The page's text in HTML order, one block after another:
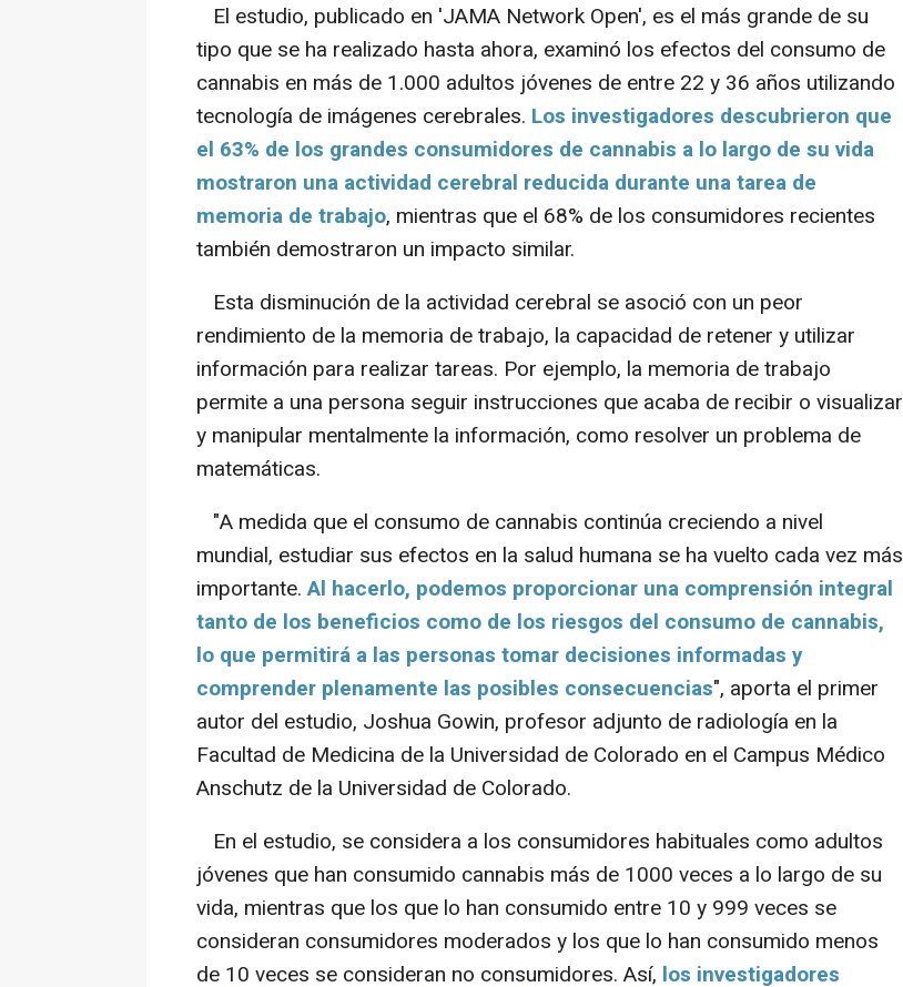
El estudio, publicado en 'JAMA Network Open', es el más grande de su
tipo que se ha realizado hasta ahora, examinó los efectos del consumo de
cannabis en más de 1.000 adultos jóvenes de entre 22 y 36 años utilizando
tecnología de imágenes cerebrales. Los investigadores descubrieron que
el 63% de los grandes consumidores de cannabis a lo largo de su vida
mostraron una actividad cerebral reducida durante una tarea de
memoria de trabajo, mientras que el 68% de los consumidores recientes
también demostraron un impacto similar.
Esta disminución de la actividad cerebral se asoció con un peor
rendimiento de la memoria de trabajo, la capacidad de retener y utilizar
información para realizar tareas. Por ejemplo, la memoria de trabajo
permite a una persona seguir instrucciones que acaba de recibir o visualizar
y manipular mentalmente la información, como resolver un problema de
matemáticas.
"A medida que el consumo de cannabis continúa creciendo a nivel
mundial, estudiar sus efectos en la salud humana se ha vuelto cada vez más
importante.Al hacerlo, podemos proporcionar una comprensión integral
tanto de los beneficios como de los riesgos del consumo de cannabis,
lo que permitirá a las personas tomar decisiones informadas y
comprender plenamente las posibles consecuencias", aporta el primer
autor del estudio, Joshua Gowin, profesor adjunto de radiología en la
Facultad de Medicina de la Universidad de Colorado en el Campus Médico
Anschutz de la Universidad de Colorado.
En el estudio, se considera a los consumidores habituales como adultos
jóvenes que han consumido cannabis más de 1000 veces a lo largo de su
vida, mientras que los que lo han consumido entre 10 y 999 veces se
consideran consumidores moderados y los que lo han consumido menos
de 10 veces se consideran no consumidores. Así, los investigadores